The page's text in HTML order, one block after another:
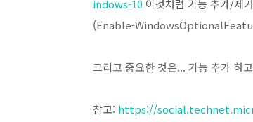
indows-10 이것처럼 기능 추가/제
(Enable-
그리고 중요한 것은... 기능 추가 하
참고: https://